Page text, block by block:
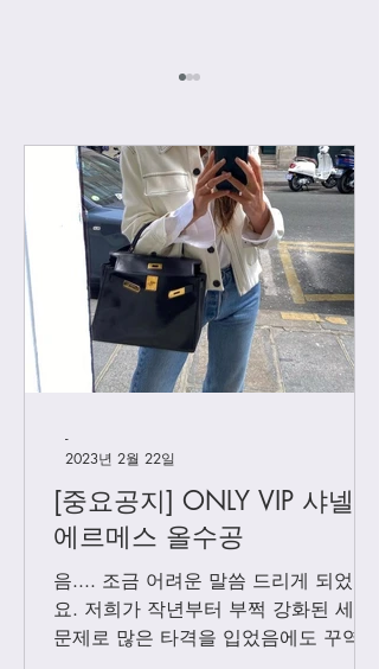
[우버급 샤넬] 맥시 플랩
백
[중요공지] ONLY VIP 샤넬 +
에르메스 올수공
음.... 조금 어려운 말씀 드리게 되었어
요. 저희가 작년부터 부쩍 강화된 세관
문제로 많은 타격을 입었음에도 꾸역꾸
-
2023년 2월 22일